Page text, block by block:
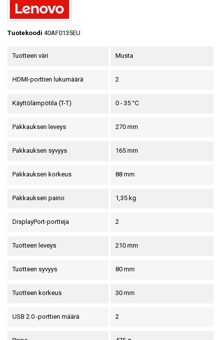
Tuotekoodi 40AF0135EU
Tuotteen väri Musta
HDMI-porttien lukumäärä 2
Käyttölämpötila (T-T) 0 - 35 °C
Pakkauksen leveys 270 mm
Pakkauksen syvyys 165 mm
Pakkauksen korkeus 88 mm
Pakkauksen paino 1,35 kg
DisplayPort-portteja 2
Tuotteen leveys 210 mm
Tuotteen syvyys 80 mm
Tuotteen korkeus 30 mm
USB 2.0 -porttien määrä 2